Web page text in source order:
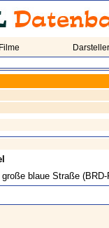
Filme Darsteller
große blaue Straße